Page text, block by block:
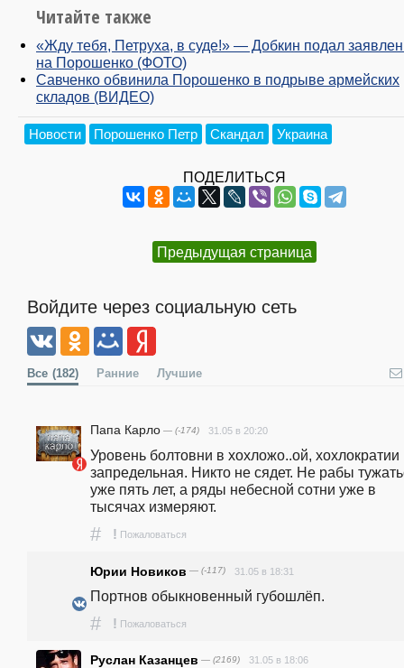
Читайте также
«Жду тебя, Петруха, в суде!» — Добкин подал
на Порошенко (ФОТО)
Савченко обвинила Порошенко в подрыве армейских
складов (ВИДЕО)
Новости Порошенко Петр Скандал Украина
ПОДЕЛИТЬСЯ
Предыдущая страница
Войдите через социальную сеть
Все (182) Ранние Лучшие
Папа Карло — (-174) 31.05 в 20:20
Уровень болтовни в хохложо..ой, хохлократии
запредельная. Никто не сядет. Не рабы
уже пять лет, а ряды небесной сотни уже в
тысячах измеряют.
# ! Пожаловаться
Юрии Новиков — (-117) 31.05 в 18:31
Портнов обыкновенный губошлёп.
# ! Пожаловаться
Руслан Казанцев — (2169) 31.05 в 18:06